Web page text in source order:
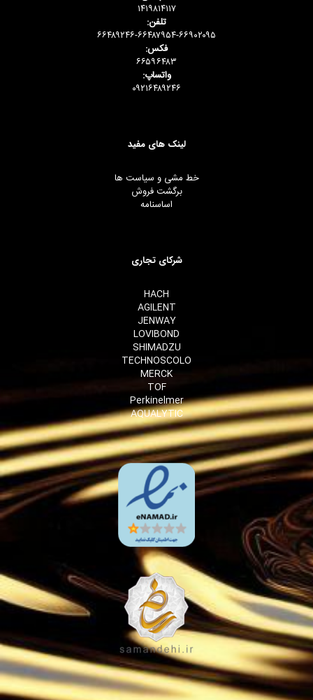
۱۴۱۹۸۱۴۱۱۷
تلفن:
۶۶۴۸۹۲۴۶-۶۶۴۸۷۹۵۴-۶۶۹۰۲۰۹۵
فکس:
۶۶۵۹۶۴۸۳
واتساپ:
۰۹۲۱۶۴۸۹۲۴۶
لینک های مفید
خط مشی و سیاست ها
برگشت فروش
اساسنامه
شرکای تجاری
HACH
AGILENT
JENWAY
LOVIBOND
SHIMADZU
TECHNOSCOLO
MERCK
TOF
Perkinelmer
AQUALYTIC